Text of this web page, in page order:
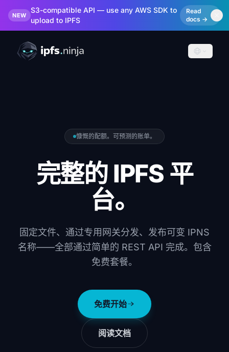
NEW
S3-compatible API — use any AWS SDK to
upload to IPFS
Read
docs →
慷慨的配额。可预测的账单。
完整的 IPFS 平
台。
固定文件、通过专用网关分发、发布可变 IPNS
名称——全部通过简单的 REST API 完成。包含
免费套餐。
免费开始
阅读文档